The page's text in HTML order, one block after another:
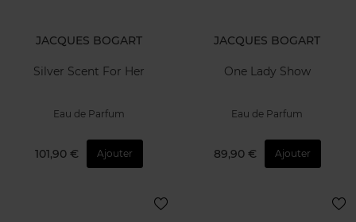
JACQUES BOGART
Silver Scent For Her
Eau de Parfum
101,90 € Ajouter
JACQUES BOGART
One Lady Show
Eau de Parfum
89,90 € Ajouter